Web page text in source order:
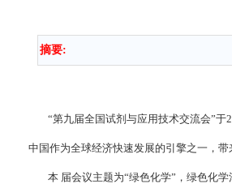
摘要:
“第九届全国试剂与应用技术交流会”于
中国作为全球经济快速发展的引擎之一，
本 届会议主题为“绿色化学”，绿色化学